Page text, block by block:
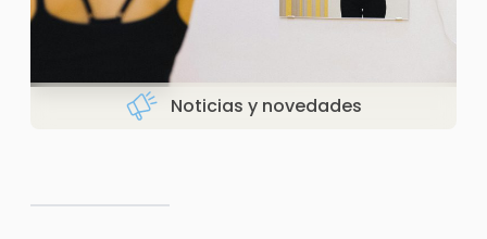
Noticias y novedades